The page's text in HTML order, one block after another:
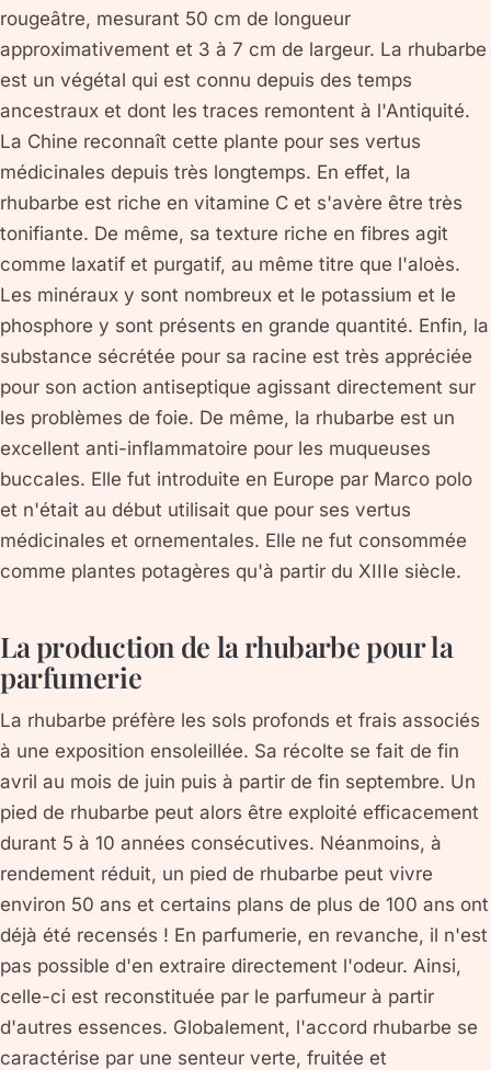
rougeâtre, mesurant 50 cm de longueur
approximativement et 3 à 7 cm de largeur. La rhubarbe
est un végétal qui est connu depuis des temps
ancestraux et dont les traces remontent à l'Antiquité.
La Chine reconnaît cette plante pour ses vertus
médicinales depuis très longtemps. En effet, la
rhubarbe est riche en vitamine C et s'avère être très
tonifiante. De même, sa texture riche en fibres agit
comme laxatif et purgatif, au même titre que l'aloès.
Les minéraux y sont nombreux et le potassium et le
phosphore y sont présents en grande quantité. Enfin, la
substance sécrétée pour sa racine est très appréciée
pour son action antiseptique agissant directement sur
les problèmes de foie. De même, la rhubarbe est un
excellent anti-inflammatoire pour les muqueuses
buccales. Elle fut introduite en Europe par Marco polo
et n'était au début utilisait que pour ses vertus
médicinales et ornementales. Elle ne fut consommée
comme plantes potagères qu'à partir du XIIIe siècle.
La production de la rhubarbe pour la
parfumerie
La rhubarbe préfère les sols profonds et frais associés
à une exposition ensoleillée. Sa récolte se fait de fin
avril au mois de juin puis à partir de fin septembre. Un
pied de rhubarbe peut alors être exploité efficacement
durant 5 à 10 années consécutives. Néanmoins, à
rendement réduit, un pied de rhubarbe peut vivre
environ 50 ans et certains plans de plus de 100 ans ont
déjà été recensés ! En parfumerie, en revanche, il n'est
pas possible d'en extraire directement l'odeur. Ainsi,
celle-ci est reconstituée par le parfumeur à partir
d'autres essences. Globalement, l'accord rhubarbe se
caractérise par une senteur verte, fruitée et